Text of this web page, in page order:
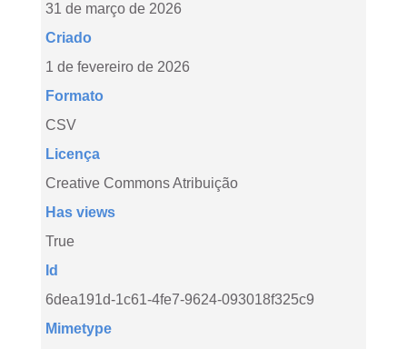
31 de março de 2026
Criado
1 de fevereiro de 2026
Formato
CSV
Licença
Creative Commons Atribuição
Has views
True
Id
6dea191d-1c61-4fe7-9624-093018f325c9
Mimetype